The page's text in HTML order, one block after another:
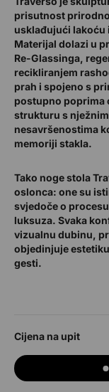
prisutnost
usklađujući
Materijal dolazi u
Re-Glassinga,
recikliranjem
prah i spojeno s
postupno poprima
strukturu s
nesavršenostima
memoriji stakla.
Tako noge stola
oslonca: one su
svjedoče o
luksuza. Svaka
vizualnu dubinu,
objedinjuje
gesti.
Cijena na upit